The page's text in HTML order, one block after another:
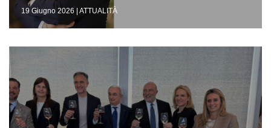
19 Giugno 2026 | ATTUALITÀ